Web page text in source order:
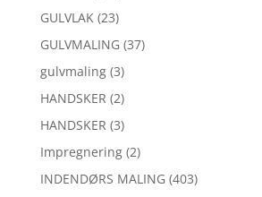
GULVLAK (23)
GULVMALING (37)
gulvmaling (3)
HANDSKER (2)
HANDSKER (3)
Impregnering (2)
INDENDØRS MALING (403)